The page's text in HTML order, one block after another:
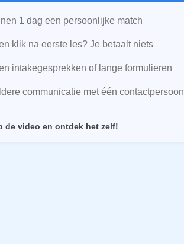
1 dag een persoonlijke match
klik na eerste les? Je betaalt niets
intakegesprekken of lange formulieren
communicatie met één contactpersoon
de video en ontdek het zelf!